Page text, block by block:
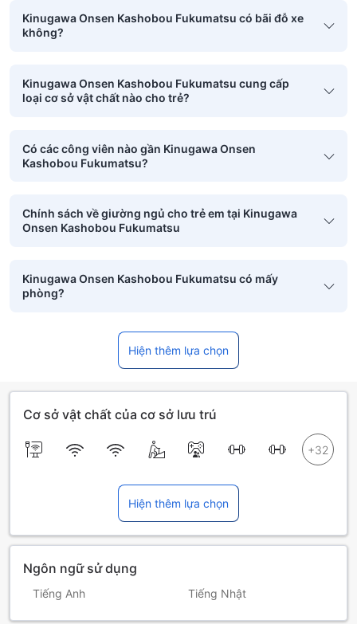
Kinugawa Onsen Kashobou Fukumatsu có bãi đỗ xe
không?
Kinugawa Onsen Kashobou Fukumatsu cung cấp
loại cơ sở vật chất nào cho trẻ?
Có các công viên nào gần Kinugawa Onsen
Kashobou Fukumatsu?
Chính sách về giường ngủ cho trẻ em tại Kinugawa
Onsen Kashobou Fukumatsu
Kinugawa Onsen Kashobou Fukumatsu có mấy
phòng?
Hiện thêm lựa chọn
Cơ sở vật chất của cơ sở lưu trú
Hiện thêm lựa chọn
Ngôn ngữ sử dụng
Tiếng Anh Tiếng Nhật